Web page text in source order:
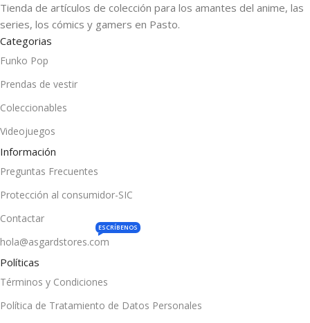
Tienda de artículos de colección para los amantes del anime, las
series, los cómics y gamers en Pasto.
Categorias
Funko Pop
Prendas de vestir
Coleccionables
Videojuegos
Información
Preguntas Frecuentes
Protección al consumidor-SIC
Contactar
hola@asgardstores.com
ESCRÍBENOS
Políticas
Términos y Condiciones
Política de Tratamiento de Datos Personales